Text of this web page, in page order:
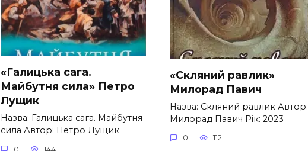
«Галицька сага.
Майбутня сила» Петро
Лущик
Назва: Галицька сага. Майбутня
сила Автор: Петро Лущик
«Скляний равлик»
Милорад Павич
Назва: Скляний равлик Автор:
Милорад Павич Рік: 2023
0 112